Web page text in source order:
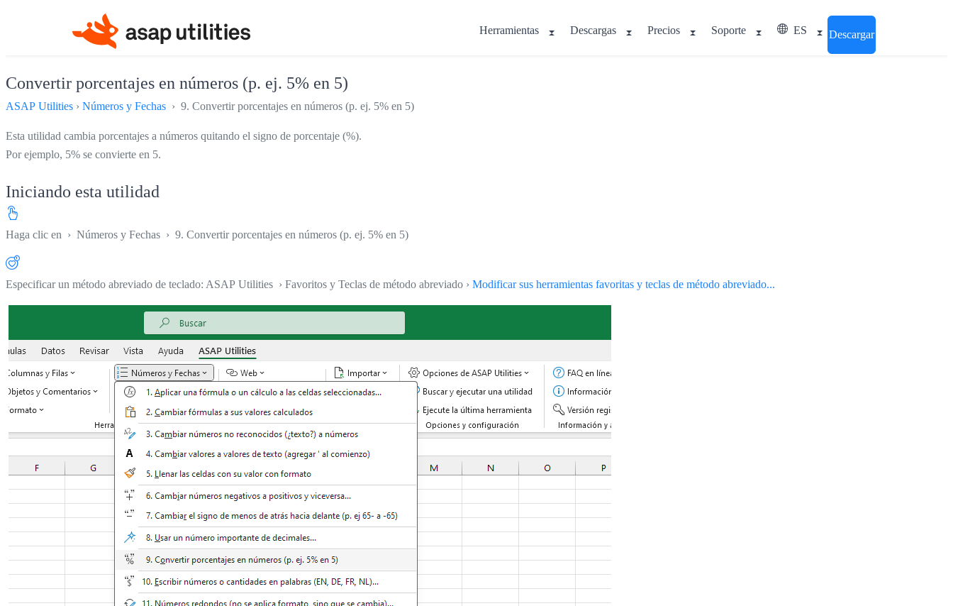
Herramientas Descargas Precios Soporte ES Descargar
Convertir porcentajes en números (p. ej. 5% en 5)
ASAP Utilities › Números y Fechas › 9. Convertir porcentajes en números (p. ej. 5% en 5)
Esta utilidad cambia porcentajes a números quitando el signo de porcentaje (%).
Por ejemplo, 5% se convierte en 5.
Iniciando esta utilidad
Haga clic en › Números y Fechas › 9. Convertir porcentajes en números (p. ej. 5% en 5)
Especificar un método abreviado de teclado: ASAP Utilities › Favoritos y Teclas de método abreviado › Modificar sus herramientas favoritas y teclas de método abreviado...